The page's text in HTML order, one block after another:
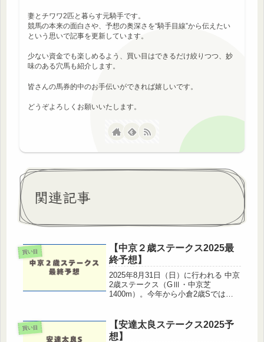
妻とチワワ2匹と暮らす元騎手です。
競馬の本来の面白さや、予想の奥深さを“騎手目線”から伝えたい
という思いで記事を更新しています。
少ない資金でも楽しめるよう、買い目はできるだけ絞りつつ、妙
味のある穴馬も紹介します。
皆さんの馬券的中のお手伝いができれば嬉しいです。
どうぞよろしくお願いいたします。
関連記事
買い目
【中京２歳ステークス2025最
終予想】
2025年8月31日（日）に行われる 中京
2歳ステークス（GⅢ・中京芝
1400m）。今年から小倉2歳Sではな
すが、好配当が狙える注目レースで
す。本記事では、出走馬の近走内容...
買い目
【安達太良ステークス2025予
想】